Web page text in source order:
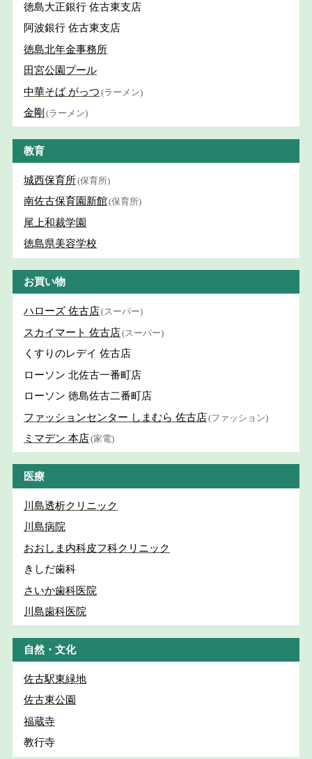
徳島大正銀行 佐古東支店
阿波銀行 佐古東支店
徳島北年金事務所
田宮公園プール
中華そば がっつ (ラーメン)
金剛 (ラーメン)
教育
城西保育所(保育所)
南佐古保育園新館(保育所)
尾上和裁学園
徳島県美容学校
お買い物
ハローズ 佐古店(スーパー)
スカイマート 佐古店(スーパー)
くすりのレデイ 佐古店
ローソン 北佐古一番町店
ローソン 徳島佐古二番町店
ファッションセンター しまむら 佐古店(ファッション)
ミマデン 本店(家電)
医療
川島透析クリニック
川島病院
おおしま内科皮フ科クリニック
きしだ歯科
さいか歯科医院
川島歯科医院
自然・文化
佐古駅東緑地
佐古東公園
福蔵寺
教行寺